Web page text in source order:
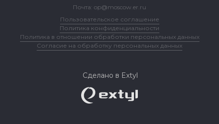
Почта: op@moscow.er.ru
Пользовательское соглашение
Политика конфиденциальности
Политика в отношении обработки персональных данных
Согласие на обработку персональных данных
Сделано в Extyl